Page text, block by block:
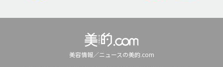
美容情報／ニュースの美的.com